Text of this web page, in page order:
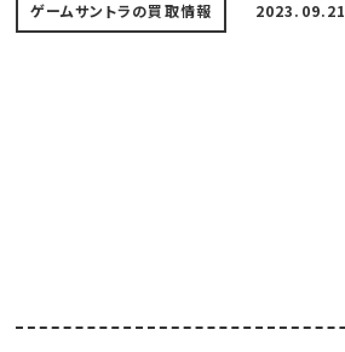
ゲームサントラの買取情報 2023.09.21